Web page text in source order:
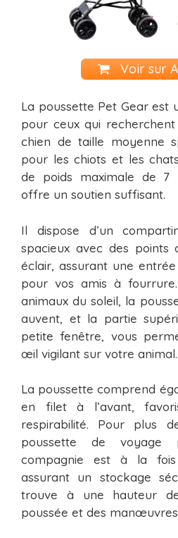
Voir sur
La poussette Pet Gear est
pour ceux qui
chien de taille moyenne
pour les chiots et les
de poids maximale de 7
offre un soutien suffisant.
Il dispose d’un
spacieux avec des points
éclair, assurant une
pour vos amis à
animaux du soleil, la
auvent, et la partie
petite fenêtre, vous
œil vigilant sur votre animal.
La poussette comprend
en filet à l’avant,
respirabilité. Pour plus
poussette de voyage
compagnie est à la
assurant un stockage
trouve à une hauteur
poussée et des